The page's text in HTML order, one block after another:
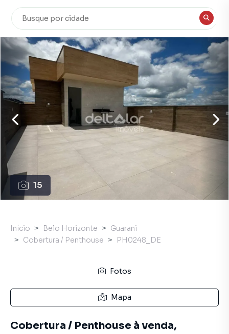
15
Início Belo Horizonte
Guarani
Cobertura / Penthouse
PH0248_DE
Fotos
Mapa
Cobertura / Penthouse à venda,